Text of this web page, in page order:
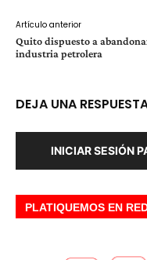
Artículo anterior
Quito dispuesto a
industria petrolera
DEJA UNA
INICIAR SESIÓN
PLATIQUEMOS EN